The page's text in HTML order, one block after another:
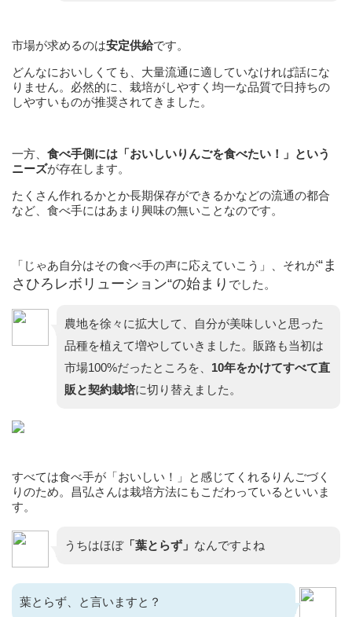
市場が求めるのは安定供給です。
どんなにおいしくても、大量流通に適していなければ話にな
りません。必然的に、栽培がしやすく均一な品質で日持ちの
しやすいものが推奨されてきました。
一方、 食べ手側には「おいしいりんごを食べたい！」という
ニーズが存在します。
たくさん作れるかとか長期保存ができるかなどの流通の都合
など、食べ手にはあまり興味の無いことなのです。
「じゃあ自分はその食べ手の声に応えていこう」、それが“ま
さひろレボリューション“の始まり でした。
農地を徐々に拡大して、自分が美味しいと思った
品種を植えて増やしていきました。販路も当初は
市場100%だったところを、 10年をかけてすべて直
販と契約栽培に切り替えました。
すべては食べ手が「おいしい！」と感じてくれるりんごづく
りのため。昌弘さんは栽培方法にもこだわっているといいま
す。
うちはほぼ「葉とらず」 なんですよね
葉とらず、と言いますと？